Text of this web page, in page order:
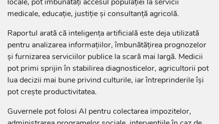
medicale, educație, justiție și consultanță agricolă.
Raportul arată că inteligența artificială este deja utilizată
pentru analizarea informațiilor, îmbunătățirea prognozelor
și furnizarea serviciilor publice la scară mai largă. Medicii
pot primi sprijin în stabilirea diagnosticelor, agricultorii pot
lua decizii mai bune privind culturile, iar întreprinderile își
pot crește productivitatea.
Guvernele pot folosi AI pentru colectarea impozitelor,